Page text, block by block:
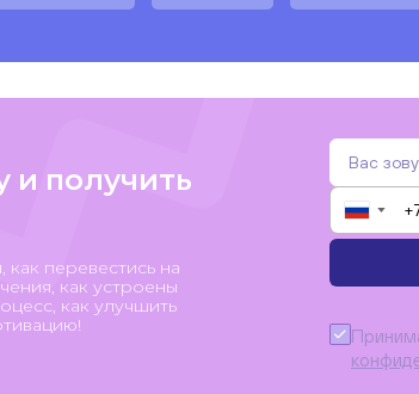
и получить
перевестись на
как устроены
как улучшить
▼